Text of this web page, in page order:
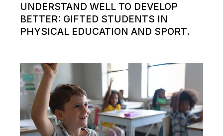
UNDERSTAND WELL TO DEVELOP
BETTER: GIFTED STUDENTS IN
PHYSICAL EDUCATION AND SPORT.